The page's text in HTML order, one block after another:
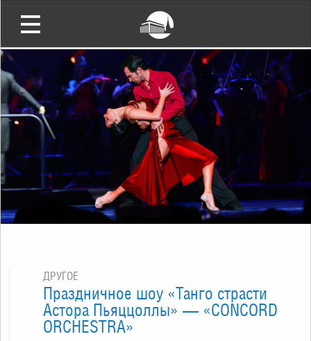
ДРУГОЕ
Праздничное шоу «Танго страсти
Астора Пьяццоллы» — «CONCORD
ORCHESTRA»